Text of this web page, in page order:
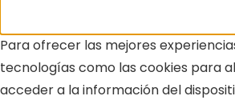
Para ofrecer las mejores
tecnologías como las cookies para
acceder a la información del